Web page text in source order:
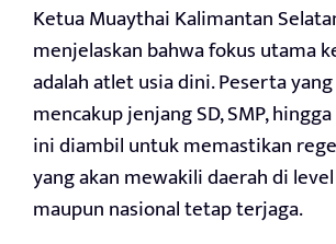
Ketua Muaythai Kalimantan
menjelaskan bahwa fokus utama
adalah atlet usia dini. Peserta
mencakup jenjang SD, SMP,
ini diambil untuk memastikan
yang akan mewakili daerah di
maupun nasional tetap terjaga.